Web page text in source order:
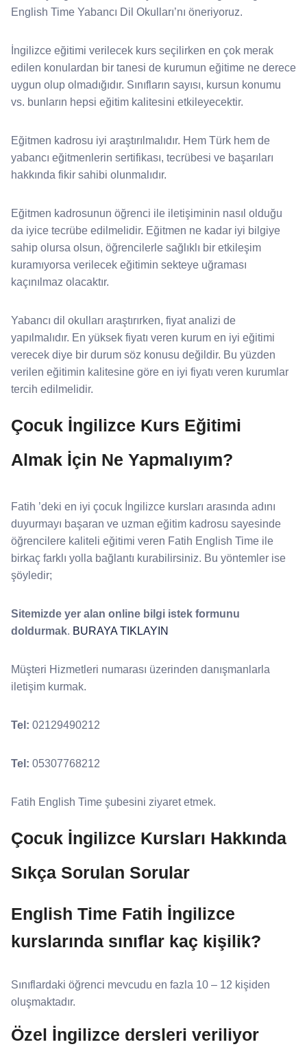
English Time Yabancı Dil Okulları’nı öneriyoruz.
İngilizce eğitimi verilecek kurs seçilirken en çok merak
edilen konulardan bir tanesi de kurumun eğitime ne derece
uygun olup olmadığıdır. Sınıfların sayısı, kursun konumu
vs. bunların hepsi eğitim kalitesini etkileyecektir.
Eğitmen kadrosu iyi araştırılmalıdır. Hem Türk hem de
yabancı eğitmenlerin sertifikası, tecrübesi ve başarıları
hakkında fikir sahibi olunmalıdır.
Eğitmen kadrosunun öğrenci ile iletişiminin nasıl olduğu
da iyice tecrübe edilmelidir. Eğitmen ne kadar iyi bilgiye
sahip olursa olsun, öğrencilerle sağlıklı bir etkileşim
kuramıyorsa verilecek eğitimin sekteye uğraması
kaçınılmaz olacaktır.
Yabancı dil okulları araştırırken, fiyat analizi de
yapılmalıdır. En yüksek fiyatı veren kurum en iyi eğitimi
verecek diye bir durum söz konusu değildir. Bu yüzden
verilen eğitimin kalitesine göre en iyi fiyatı veren kurumlar
tercih edilmelidir.
Çocuk İngilizce Kurs Eğitimi
Almak İçin Ne Yapmalıyım?
Fatih ’deki en iyi çocuk İngilizce kursları arasında adını
duyurmayı başaran ve uzman eğitim kadrosu sayesinde
öğrencilere kaliteli eğitimi veren Fatih English Time ile
birkaç farklı yolla bağlantı kurabilirsiniz. Bu yöntemler ise
şöyledir;
Sitemizde yer alan online bilgi istek formunu
doldurmak. BURAYA TIKLAYIN
Müşteri Hizmetleri numarası üzerinden danışmanlarla
iletişim kurmak.
Tel: 02129490212
Tel: 05307768212
Fatih English Time şubesini ziyaret etmek.
Çocuk İngilizce Kursları Hakkında
Sıkça Sorulan Sorular
English Time Fatih İngilizce
kurslarında sınıflar kaç kişilik?
Sınıflardaki öğrenci mevcudu en fazla 10 – 12 kişiden
oluşmaktadır.
Özel İngilizce dersleri veriliyor